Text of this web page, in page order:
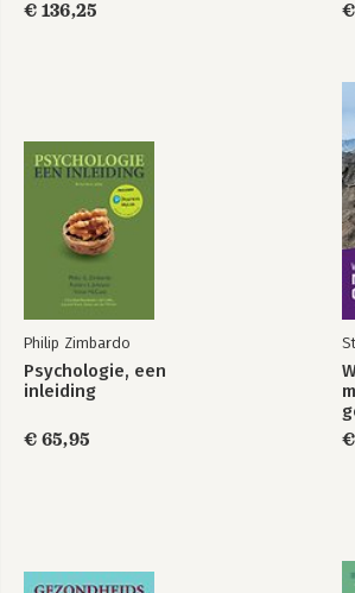
€ 136,25
Philip Zimbardo
Psychologie, een
inleiding
€ 65,95